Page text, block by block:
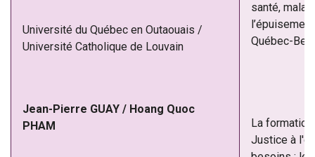
Université du Québec en Outaouais /
Université Catholique de Louvain
santé,
Québec-
Jean-Pierre GUAY / Hoang Quoc
PHAM
La
Justice à